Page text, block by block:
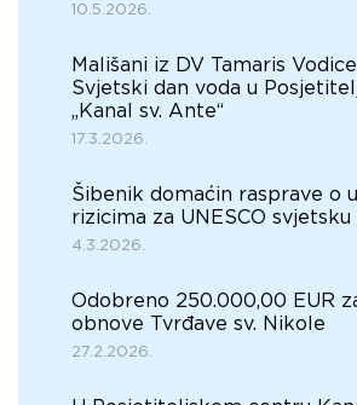
10.5.2026.
Mališani iz DV Tamaris
Svjetski dan voda u
„Kanal sv. Ante“
17.3.2026.
Šibenik domaćin rasprave o
rizicima za UNESCO svjetsku
4.3.2026.
Odobreno 250.000,00 EUR
obnove Tvrđave sv. Nikole
27.2.2026.